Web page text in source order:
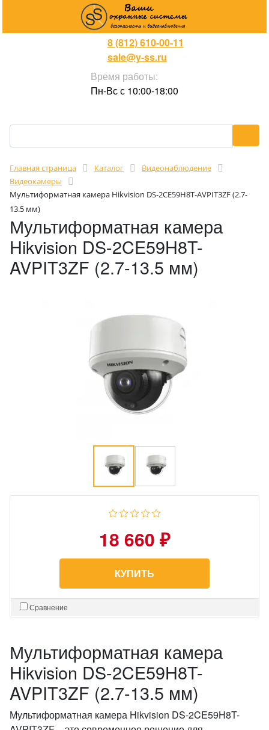
8 (812) 610-00-11
sale@y-ss.ru
Время работы:
Пн-Вс с 10:00-18:00
Главная страница Каталог
Видеонаблюдение
Видеокамеры
Мультиформатная камера Hikvision DS-2CE59H8T-AVPIT3ZF (2.7-
13.5 мм)
Мультиформатная камера
Hikvision DS-2CE59H8T-
AVPIT3ZF (2.7-13.5 мм)
18 660 ₽
КУПИТЬ
Сравнение
Мультиформатная камера
Hikvision DS-2CE59H8T-
AVPIT3ZF (2.7-13.5 мм)
Мультиформатная камера Hikvision DS-2CE59H8T-